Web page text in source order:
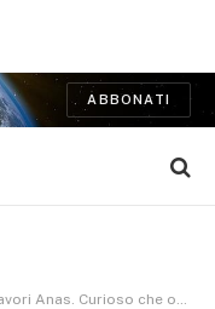
ABBONATI
il sindaco rivendichi ciò che ieri criticava